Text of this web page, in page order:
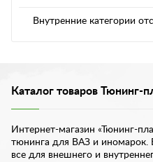
Внутренние категории
Каталог товаров Тюнинг-
Интернет-магазин «Тюнинг-
тюнинга для ВАЗ и иномарок.
все для внешнего и